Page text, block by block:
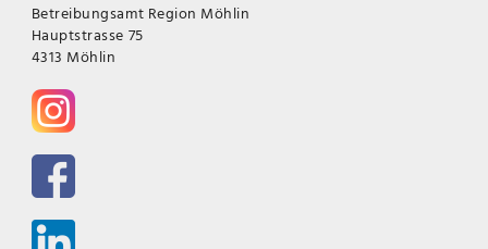
Betreibungsamt Region Möhlin
Hauptstrasse 75
4313 Möhlin